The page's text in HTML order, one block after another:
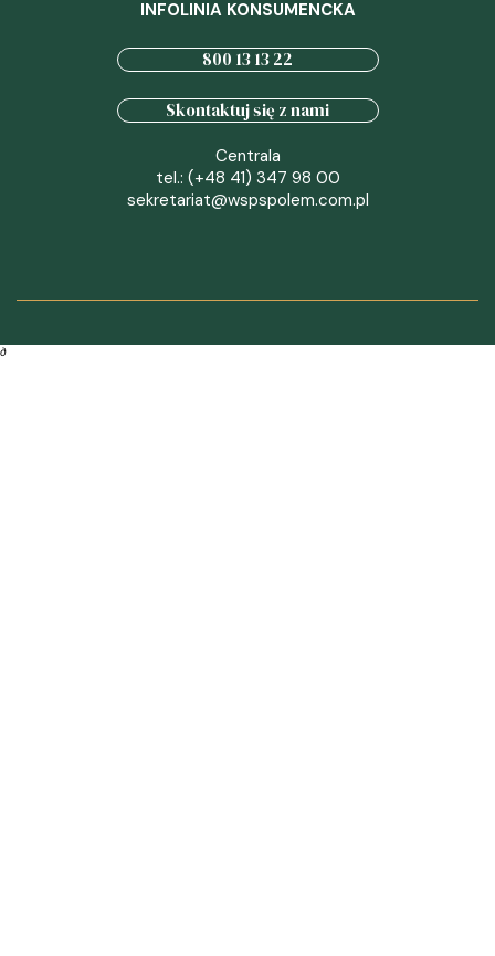
INFOLINIA KONSUMENCKA
800 13 13 22
Skontaktuj się z nami
Centrala
tel.: (+48 41) 347 98 00
sekretariat@wspspolem.com.pl
∂